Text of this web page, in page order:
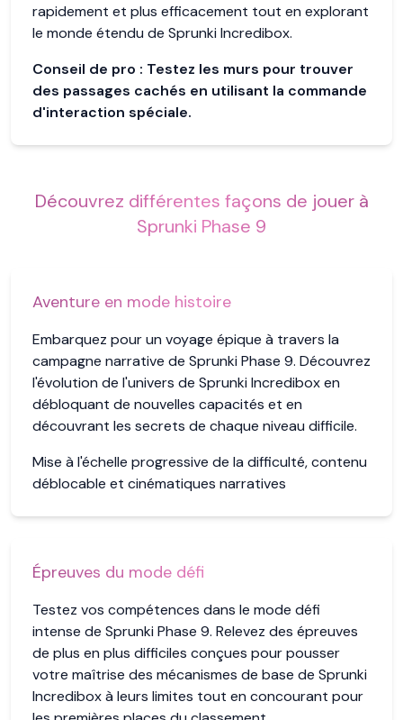
rapidement et plus efficacement tout en explorant
le monde étendu de Sprunki Incredibox.
Conseil de pro : Testez les murs pour trouver
des passages cachés en utilisant la commande
d'interaction spéciale.
Découvrez différentes façons de jouer à
Sprunki Phase 9
Aventure en mode histoire
Embarquez pour un voyage épique à travers la
campagne narrative de Sprunki Phase 9. Découvrez
l'évolution de l'univers de Sprunki Incredibox en
débloquant de nouvelles capacités et en
découvrant les secrets de chaque niveau difficile.
Mise à l'échelle progressive de la difficulté, contenu
déblocable et cinématiques narratives
Épreuves du mode défi
Testez vos compétences dans le mode défi
intense de Sprunki Phase 9. Relevez des épreuves
de plus en plus difficiles conçues pour pousser
votre maîtrise des mécanismes de base de Sprunki
Incredibox à leurs limites tout en concourant pour